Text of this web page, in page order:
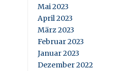
Mai 2023
April 2023
März 2023
Februar 2023
Januar 2023
Dezember 2022